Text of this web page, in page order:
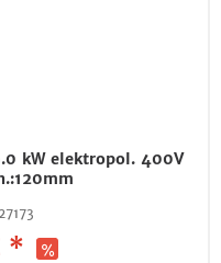
kW elektropol. 400V
27173
*